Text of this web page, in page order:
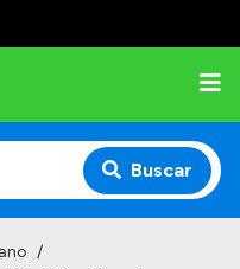
Buscar
/